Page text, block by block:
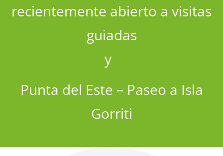
recientemente abierto a visitas
guiadas
y
Punta del Este – Paseo a Isla
Gorriti